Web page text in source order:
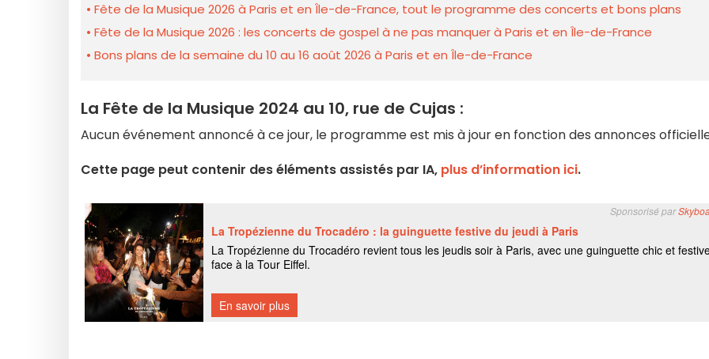
Fête de la Musique 2026 à Paris et en Île-de-France, tout le programme des concerts et bons plans
Fête de la Musique 2026 : les concerts de gospel à ne pas manquer à Paris et en Île-de-France
Bons plans de la semaine du 10 au 16 août 2026 à Paris et en Île-de-France
La Fête de la Musique 2024 au 10, rue de Cujas :
Aucun événement annoncé à ce jour, le programme est mis à jour en fonction des annonces
Cette page peut contenir des éléments assistés par IA, plus d’information ici.